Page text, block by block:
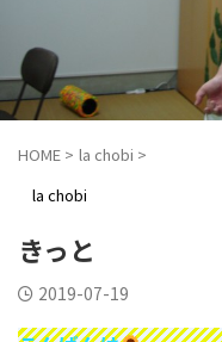
HOME > la chobi >
la chobi
きっと
2019-07-19